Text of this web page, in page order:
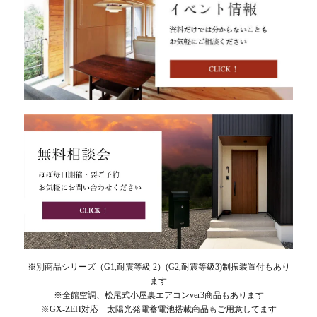
※別商品シリーズ（G1,耐震等級 2）(G2,耐震等級3)制振装置付もあり
ます
※全館空調、松尾式小屋裏エアコンver3商品もあります
※GX-ZEH対応 太陽光発電蓄電池搭載商品もご用意してます